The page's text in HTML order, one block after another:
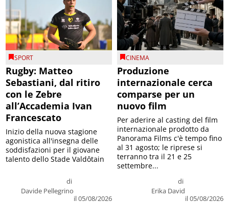
SPORT
Rugby: Matteo
Sebastiani, dal ritiro
con le Zebre
all’Accademia Ivan
Francescato
di
Davide Pellegrino
il 05/08/2026
Inizio della nuova stagione
agonistica all'insegna delle
soddisfazioni per il giovane
talento dello Stade Valdôtain
CINEMA
Produzione
internazionale cerca
comparse per un
nuovo film
di
Erika David
il 05/08/2026
Per aderire al casting del film
internazionale prodotto da
Panorama Films c'è tempo fino
al 31 agosto; le riprese si
terranno tra il 21 e 25
settembre...